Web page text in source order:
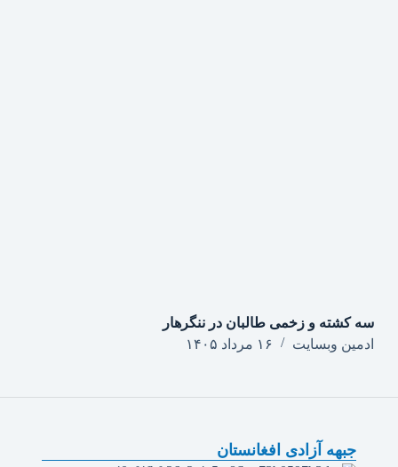
سه کشته و زخمی طالبان در ننگرهار
ادمین وبسایت
۱۶ مرداد ۱۴۰۵
جبهه آزادی افغانستان